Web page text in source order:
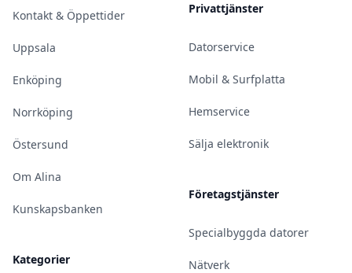
Kontakt & Öppettider
Uppsala
Enköping
Norrköping
Östersund
Om Alina
Kunskapsbanken
Kategorier
Privattjänster
Datorservice
Mobil & Surfplatta
Hemservice
Sälja elektronik
Företagstjänster
Specialbyggda datorer
Nätverk